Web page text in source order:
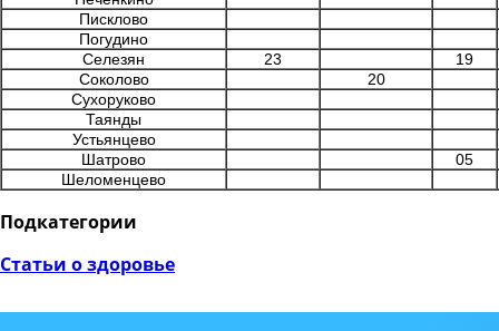
Писклово
Погудино
Селезян
23
19
Соколово
20
Сухоруково
Таянды
Устьянцево
Шатрово
05
Шеломенцево
Подкатегории
Статьи о здоровье